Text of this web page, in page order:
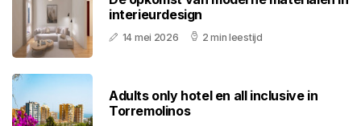
interieurdesign
14 mei 2026 2 min leestijd
Adults only hotel en all inclusive in
Torremolinos